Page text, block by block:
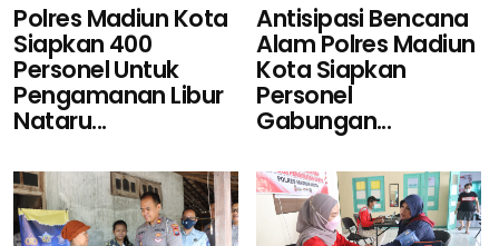
Polres Madiun Kota
Siapkan 400
Personel Untuk
Pengamanan Libur
Nataru...
Antisipasi Bencana
Alam Polres Madiun
Kota Siapkan
Personel
Gabungan...